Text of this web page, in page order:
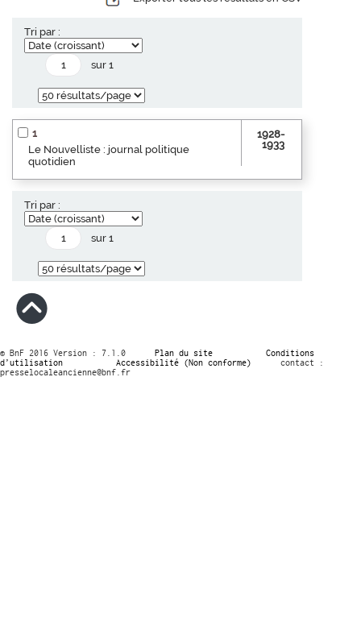
Tri par :
sur 1
1
Le Nouvelliste : journal politique
quotidien
1928-
1933
Tri par :
sur 1
© BnF 2016 Version : 7.1.0 Plan du site
Conditions
d’utilisation
Accessibilité (Non conforme)
contact :
presselocaleancienne@bnf.fr